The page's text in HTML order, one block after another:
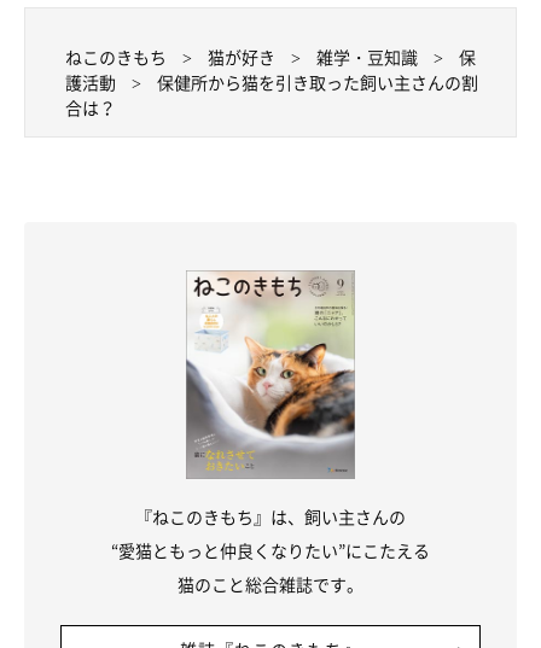
ねこのきもち 猫が好き 雑学・豆知識
保
護活動
保健所から猫を引き取った飼い主さんの割
合は？
『ねこのきもち』は、飼い主さんの
“愛猫ともっと仲良くなりたい”にこたえる
猫のこと総合雑誌です。